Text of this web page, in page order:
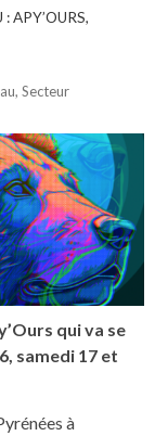
APY’OURS,
, Secteur
qui va se
samedi 17 et
à